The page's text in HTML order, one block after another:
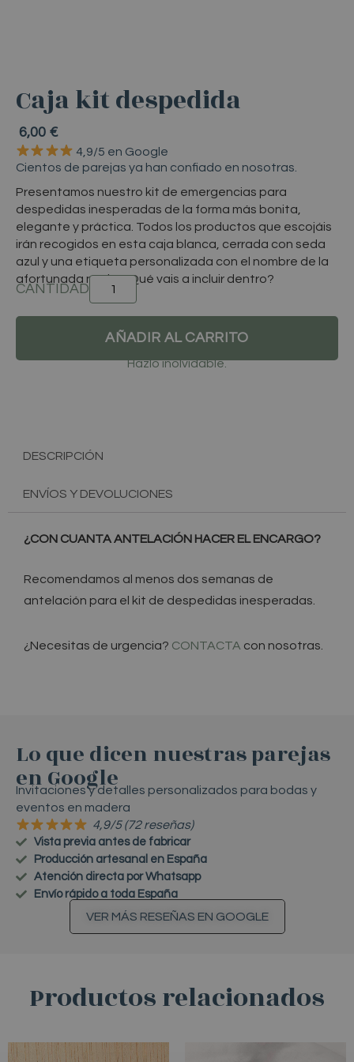
Caja kit despedida
6,00 €
4,9/5 en Google
Cientos de parejas ya han confiado en nosotras.
Presentamos nuestro kit de emergencias para
despedidas inesperadas de la forma más bonita,
elegante y práctica. Todos los productos que escojáis
irán recogidos en esta caja blanca, cerrada con seda
azul y una etiqueta personalizada con el nombre de la
afortunada novia. ¿Qué vais a incluir dentro?
KIT
CANTIDAD
AÑADIR AL CARRITO
Hazlo inolvidable.
DESCRIPCIÓN
ENVÍOS Y DEVOLUCIONES
¿CON CUANTA ANTELACIÓN HACER EL ENCARGO?
Recomendamos al menos dos semanas de
antelación para el kit de despedidas inesperadas.
¿Necesitas de urgencia? CONTACTA con nosotras.
Lo que dicen nuestras parejas
en Google
Invitaciones y detalles personalizados para bodas y
eventos en madera
4,9/5 (72 reseñas)
Vista previa antes de fabricar
Producción artesanal en España
Atención directa por Whatsapp
Envío rápido a toda España
VER MÁS RESEÑAS EN GOOGLE
Productos relacionados
RANGO
Este